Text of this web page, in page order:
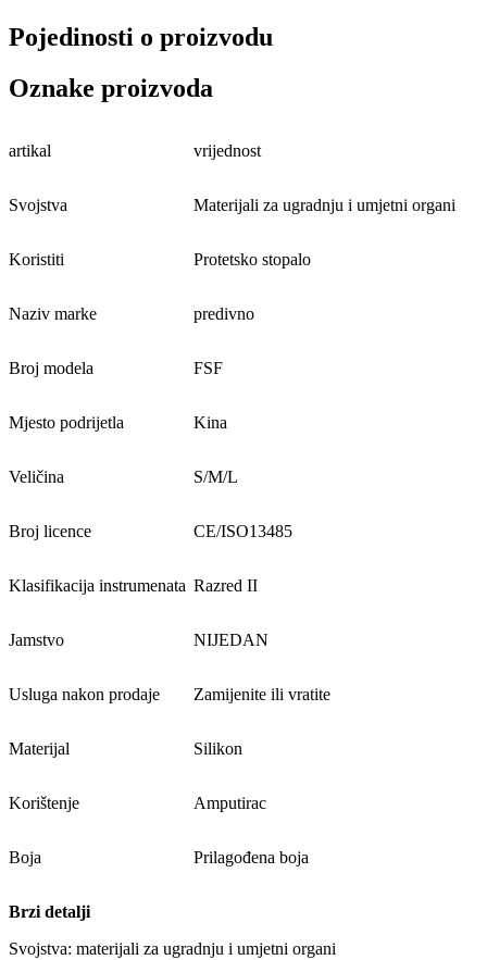
Pojedinosti o proizvodu
Oznake proizvoda
artikal vrijednost
Svojstva Materijali za ugradnju i umjetni organi
Koristiti Protetsko stopalo
Naziv marke predivno
Broj modela FSF
Mjesto podrijetla Kina
Veličina S/M/L
Broj licence CE/ISO13485
Klasifikacija instrumenata Razred II
Jamstvo NIJEDAN
Usluga nakon prodaje Zamijenite ili vratite
Materijal Silikon
Korištenje Amputirac
Boja Prilagođena boja
Brzi detalji
Svojstva: materijali za ugradnju i umjetni organi